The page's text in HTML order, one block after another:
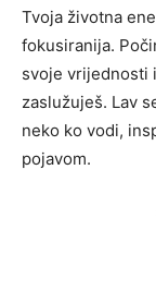
Tvoja životna
fokusiranija.
svoje vrijednosti
zaslužuješ. Lav
neko ko vodi,
pojavom.